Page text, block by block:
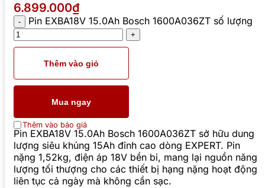
6.899.000₫
Pin EXBA18V 15.0Ah Bosch 1600A036ZT số lượng
Thêm vào giỏ
Mua ngay
Thêm vào báo giá
Pin EXBA18V 15.0Ah Bosch 1600A036ZT sở hữu dung
lượng siêu khủng 15Ah đỉnh cao dòng EXPERT. Pin
nặng 1,52kg, điện áp 18V bền bỉ, mang lại nguồn năng
lượng tối thượng cho các thiết bị hạng nặng hoạt động
liên tục cả ngày mà không cần sạc.